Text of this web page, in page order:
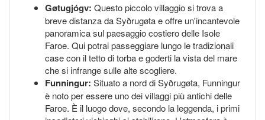
Gøtugjógv: Questo piccolo villaggio si trova a
breve distanza da Syðrugøta e offre un'incantevole
panoramica sul paesaggio costiero delle Isole
Faroe. Qui potrai passeggiare lungo le tradizionali
case con il tetto di torba e goderti la vista del mare
che si infrange sulle alte scogliere.
Funningur: Situato a nord di Syðrugøta, Funningur
è noto per essere uno dei villaggi più antichi delle
Faroe. È il luogo dove, secondo la leggenda, i primi